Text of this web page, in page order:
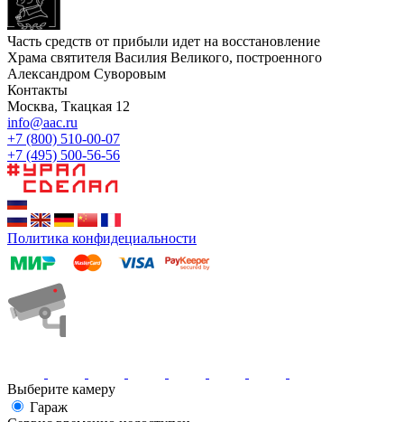
Часть средств от прибыли идет на восстановление
Храма святителя Василия Великого, построенного
Александром Суворовым
Контакты
Москва, Ткацкая 12
info@aac.ru
+7 (800) 510-00-07
+7 (495) 500-56-56
Политика конфидециальности
Выберите камеру
Гараж